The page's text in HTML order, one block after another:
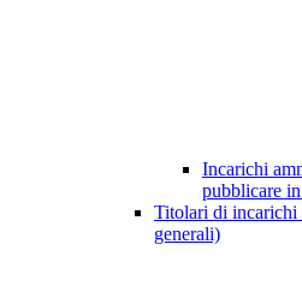
Incarichi
pubblicare
Titolari di
generali)